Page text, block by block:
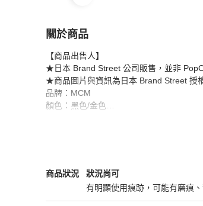
關於商品
關於【日本直送】MCM 手提包 皮革
【商品出售人】
★日本 Brand Street 公司販售，並非
★商品圖片與資訊為日本 Brand Street 授
品牌：MCM
顏色：黑色/金色
尺寸（公分）：寬18公分 x 高17公分 x
配件：不含包裝盒和防塵袋。我們只會寄
產品編號：-
序號：U9885
商品狀況
MCM女包 商品狀態與細節
狀況尚可
有明顯使用痕跡，可能有磨痕
狀況尚可